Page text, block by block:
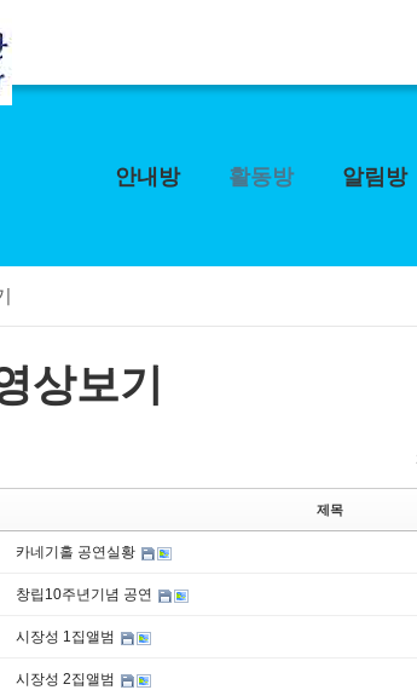
안내방 활동방 알림방
상보기
제목
카네기홀 공연실황
창립10주년기념 공연
시장성 1집앨범
시장성 2집앨범